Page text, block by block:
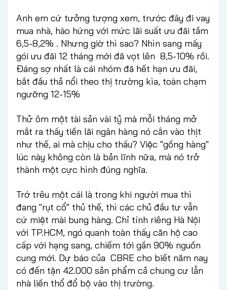
Anh em cứ tưởng tượng xem, trước đây đi vay
mua nhà, hào hứng với mức lãi suất ưu đãi tầm
6,5-8,2% . Nhưng giờ thì sao? Nhìn sang mấy
gói ưu đãi 12 tháng mới đã vọt lên 8,5-10% rồi.
Đáng sợ nhất là cái nhóm đã hết hạn ưu đãi,
bắt đầu thả nổi theo thị trường kìa, toàn chạm
ngưỡng 12-15%
Thử ôm một tài sản vài tỷ mà mỗi tháng mở
mắt ra thấy tiền lãi ngân hàng nó cắn vào thịt
như thế, ai mà chịu cho thấu? Việc "gồng hàng"
lúc này không còn là bản lĩnh nữa, mà nó trở
thành một cực hình đúng nghĩa.
Trớ trêu một cái là trong khi người mua thì
đang "rụt cổ" thủ thế, thì các chủ đầu tư vẫn
cứ miệt mài bung hàng. Chỉ tính riêng Hà Nội
với TP.HCM, ngó quanh toàn thấy căn hộ cao
cấp với hạng sang, chiếm tới gần 90% nguồn
cung mới. Dự báo của CBRE cho biết năm nay
có đến tận 42.000 sản phẩm cả chung cư lẫn
nhà liền thổ đổ bộ vào thị trường.